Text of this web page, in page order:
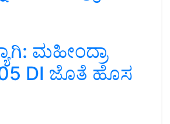
ಮಹೀಂದ್ರಾ
DI ಜೊತೆ ಹೊಸ